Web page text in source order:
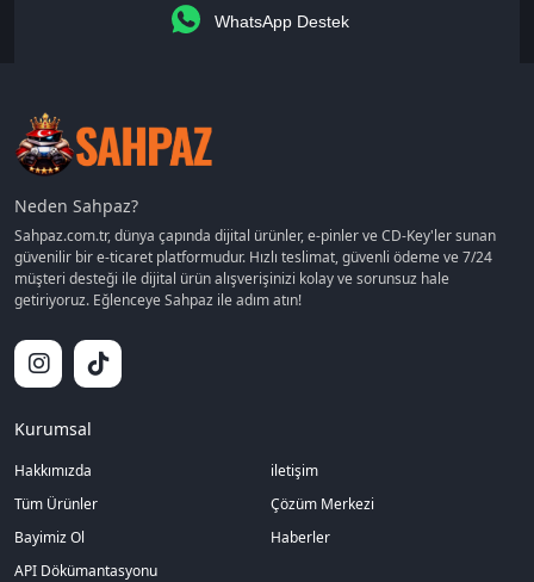
WhatsApp Destek
Neden Sahpaz?
Sahpaz.com.tr, dünya çapında dijital ürünler, e-pinler ve CD-Key'ler sunan
güvenilir bir e-ticaret platformudur. Hızlı teslimat, güvenli ödeme ve 7/24
müşteri desteği ile dijital ürün alışverişinizi kolay ve sorunsuz hale
getiriyoruz. Eğlenceye Sahpaz ile adım atın!
Kurumsal
Hakkımızda
iletişim
Tüm Ürünler
Çözüm Merkezi
Bayimiz Ol
Haberler
API Dökümantasyonu